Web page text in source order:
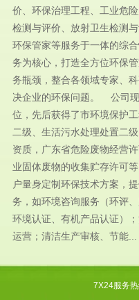
价、环保治理工程、工业危
检测与评价、放射卫生检测
环保管家等服务于一体的综
务为核心，打造全方位环保
务瓶颈，整合各领域专家、
决企业的环保问题。 公司
位，先后获得了市环境保护
二级、生活污水处理处置二
资质，广东省危险废物经营
业固体废物的收集贮存许
户量身定制环保技术方案，
务，如环境咨询服务（环评
环境认证、有机产品认证）
运营；清洁生产审核、节能...
7X24服务